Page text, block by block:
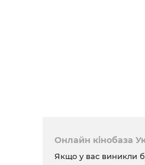
Онлайн кінобаза
Якщо у вас виникли